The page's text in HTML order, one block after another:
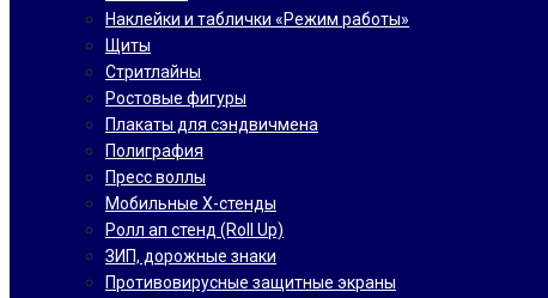
Наклейки и таблички «Режим работы»
Щиты
Стритлайны
Ростовые фигуры
Плакаты для сэндвичмена
Полиграфия
Пресс воллы
Мобильные Х-стенды
Ролл ап стенд (Roll Up)
ЗИП, дорожные знаки
Противовирусные защитные экраны